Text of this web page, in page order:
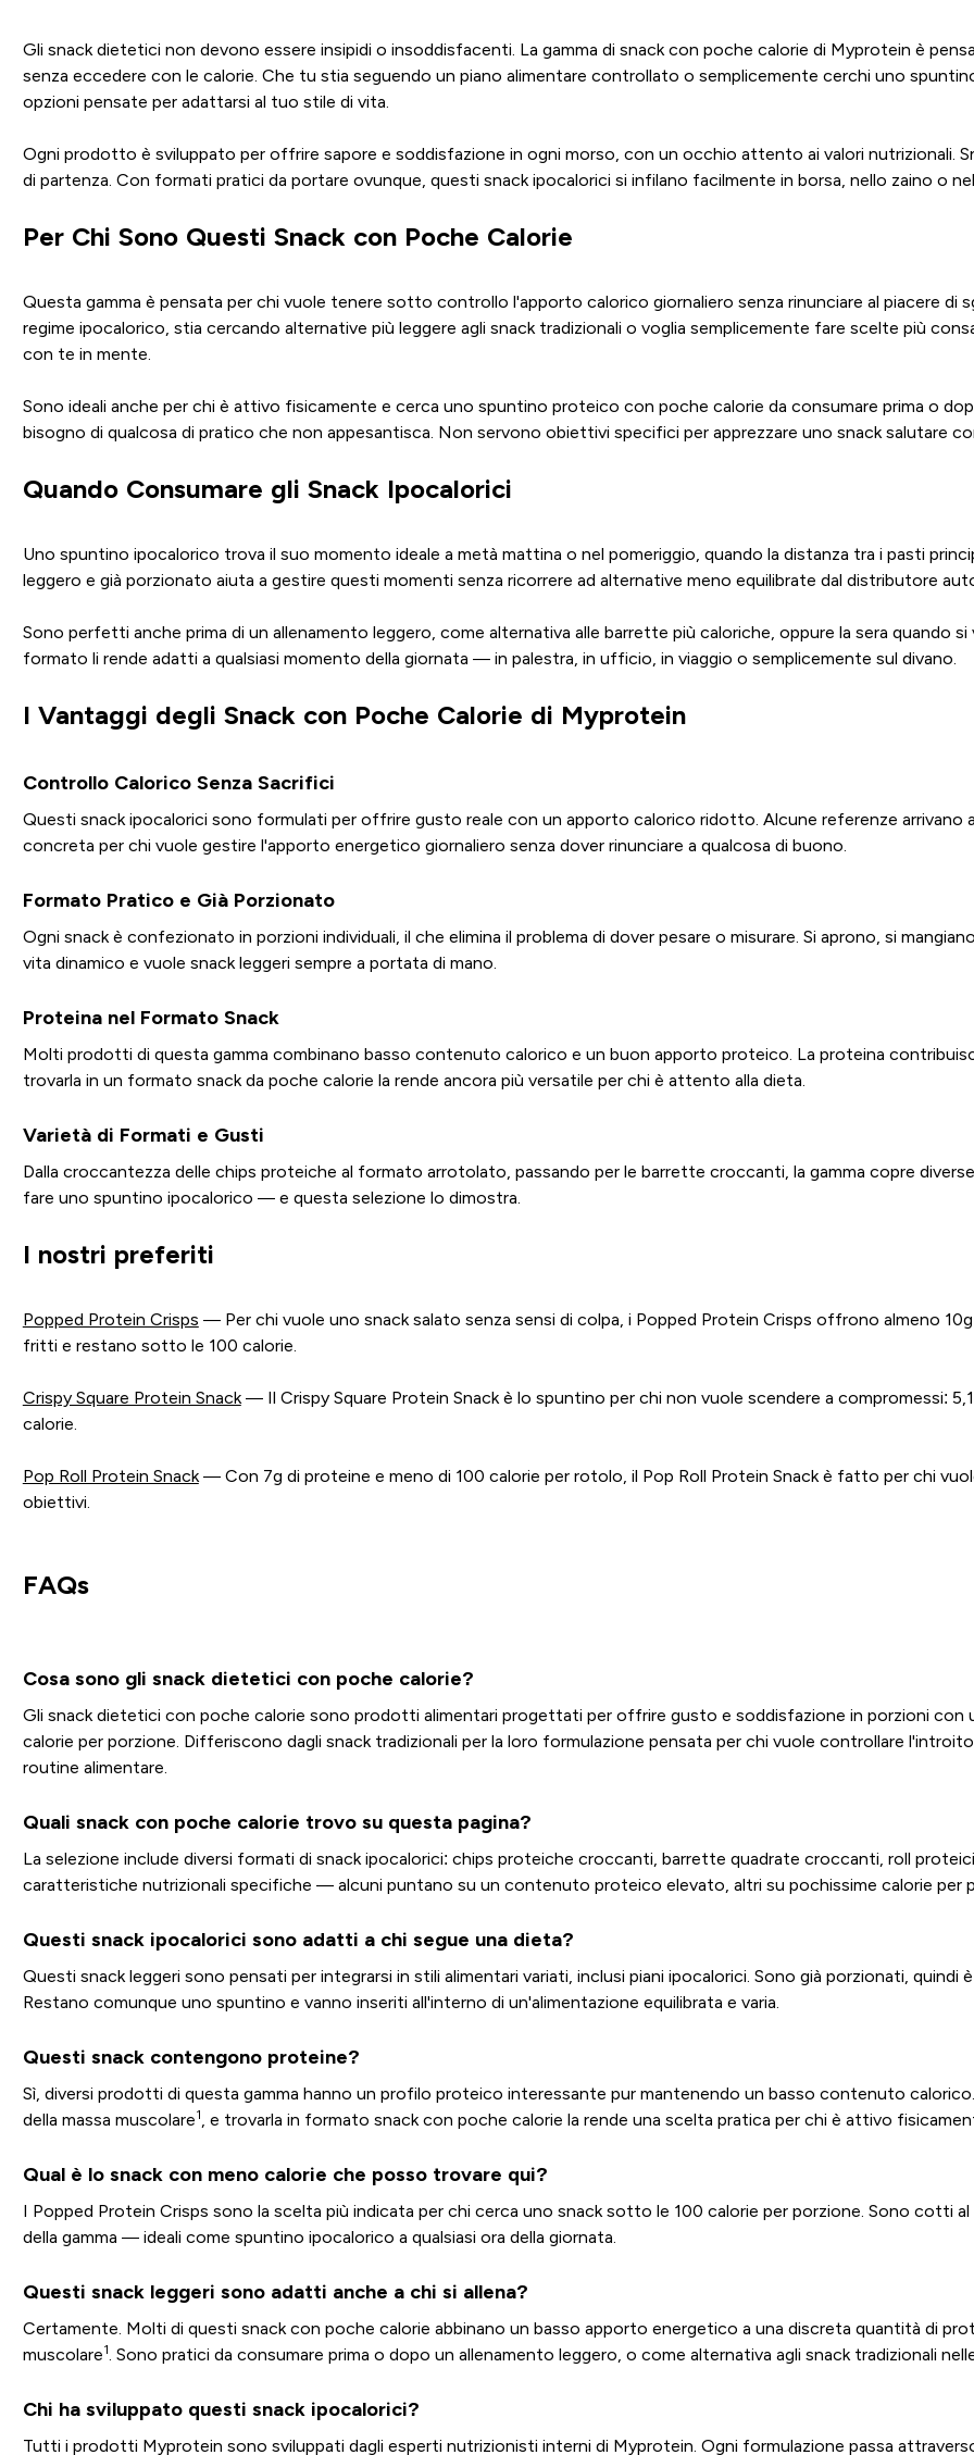
Gli snack dietetici non devono essere insipidi o insoddisfacenti. La gamma di snack con poche calorie di Myprotein è
senza eccedere con le calorie. Che tu stia seguendo un piano alimentare controllato o semplicemente cerchi uno
opzioni pensate per adattarsi al tuo stile di vita.
Ogni prodotto è sviluppato per offrire sapore e soddisfazione in ogni morso, con un occhio attento ai valori nutrizionali.
di partenza. Con formati pratici da portare ovunque, questi snack ipocalorici si infilano facilmente in borsa, nello zaino o
Per Chi Sono Questi Snack con Poche Calorie
Questa gamma è pensata per chi vuole tenere sotto controllo l'apporto calorico giornaliero senza rinunciare al piacere di
regime ipocalorico, stia cercando alternative più leggere agli snack tradizionali o voglia semplicemente fare scelte più
con te in mente.
Sono ideali anche per chi è attivo fisicamente e cerca uno spuntino proteico con poche calorie da consumare prima o
bisogno di qualcosa di pratico che non appesantisca. Non servono obiettivi specifici per apprezzare uno snack salutare
Quando Consumare gli Snack Ipocalorici
Uno spuntino ipocalorico trova il suo momento ideale a metà mattina o nel pomeriggio, quando la distanza tra i pasti
leggero e già porzionato aiuta a gestire questi momenti senza ricorrere ad alternative meno equilibrate dal distributore
Sono perfetti anche prima di un allenamento leggero, come alternativa alle barrette più caloriche, oppure la sera quando
formato li rende adatti a qualsiasi momento della giornata — in palestra, in ufficio, in viaggio o semplicemente sul divano.
I Vantaggi degli Snack con Poche Calorie di Myprotein
Controllo Calorico Senza Sacrifici
Questi snack ipocalorici sono formulati per offrire gusto reale con un apporto calorico ridotto. Alcune referenze arrivano
concreta per chi vuole gestire l'apporto energetico giornaliero senza dover rinunciare a qualcosa di buono.
Formato Pratico e Già Porzionato
Ogni snack è confezionato in porzioni individuali, il che elimina il problema di dover pesare o misurare. Si aprono, si
vita dinamico e vuole snack leggeri sempre a portata di mano.
Proteina nel Formato Snack
Molti prodotti di questa gamma combinano basso contenuto calorico e un buon apporto proteico. La proteina
trovarla in un formato snack da poche calorie la rende ancora più versatile per chi è attento alla dieta.
Varietà di Formati e Gusti
Dalla croccantezza delle chips proteiche al formato arrotolato, passando per le barrette croccanti, la gamma copre
fare uno spuntino ipocalorico — e questa selezione lo dimostra.
I nostri preferiti
Popped Protein Crisps — Per chi vuole uno snack salato senza sensi di colpa, i Popped Protein Crisps offrono almeno
fritti e restano sotto le 100 calorie.
Crispy Square Protein Snack— Il Crispy Square Protein Snack è lo spuntino per chi non vuole scendere a compromessi:
calorie.
Pop Roll Protein Snack— Con 7g di proteine e meno di 100 calorie per rotolo, il Pop Roll Protein Snack è fatto per chi
obiettivi.
FAQs
Cosa sono gli snack dietetici con poche calorie?
Gli snack dietetici con poche calorie sono prodotti alimentari progettati per offrire gusto e soddisfazione in porzioni
calorie per porzione. Differiscono dagli snack tradizionali per la loro formulazione pensata per chi vuole controllare
routine alimentare.
Quali snack con poche calorie trovo su questa pagina?
La selezione include diversi formati di snack ipocalorici: chips proteiche croccanti, barrette quadrate croccanti, roll
caratteristiche nutrizionali specifiche — alcuni puntano su un contenuto proteico elevato, altri su pochissime calorie per
Questi snack ipocalorici sono adatti a chi segue una dieta?
Questi snack leggeri sono pensati per integrarsi in stili alimentari variati, inclusi piani ipocalorici. Sono già porzionati, quindi
Restano comunque uno spuntino e vanno inseriti all'interno di un'alimentazione equilibrata e varia.
Questi snack contengono proteine?
Sì, diversi prodotti di questa gamma hanno un profilo proteico interessante pur mantenendo un basso contenuto
della massa muscolare1 , e trovarla in formato snack con poche calorie la rende una scelta pratica per chi è attivo
Qual è lo snack con meno calorie che posso trovare qui?
I Popped Protein Crisps sono la scelta più indicata per chi cerca uno snack sotto le 100 calorie per porzione. Sono cotti
della gamma — ideali come spuntino ipocalorico a qualsiasi ora della giornata.
Questi snack leggeri sono adatti anche a chi si allena?
Certamente. Molti di questi snack con poche calorie abbinano un basso apporto energetico a una discreta quantità di
muscolare1 . Sono pratici da consumare prima o dopo un allenamento leggero, o come alternativa agli snack tradizionali
Chi ha sviluppato questi snack ipocalorici?
Tutti i prodotti Myprotein sono sviluppati dagli esperti nutrizionisti interni di Myprotein. Ogni formulazione passa